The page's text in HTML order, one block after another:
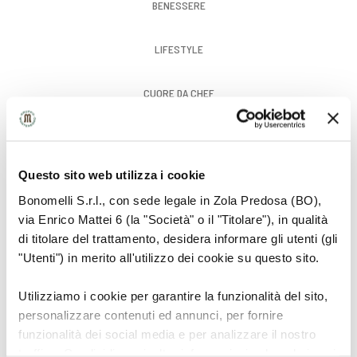
Questo sito web utilizza i cookie
Bonomelli S.r.l., con sede legale in Zola Predosa (BO),
via Enrico Mattei 6 (la "Società" o il "Titolare"), in qualità
di titolare del trattamento, desidera informare gli utenti (gli
"Utenti") in merito all'utilizzo dei cookie su questo sito.
Utilizziamo i cookie per garantire la funzionalità del sito,
personalizzare contenuti ed annunci, per fornire
funzionalità dei social media e per analizzare il nostro
BENESSERE
LIFESTYLE
CUORE DA CHEF